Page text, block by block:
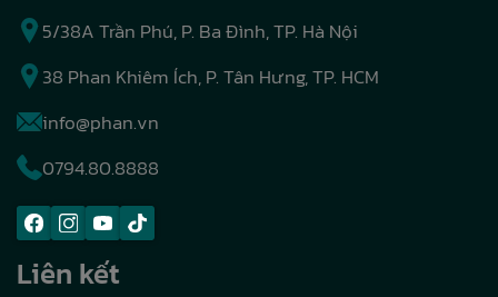
5/38A Trần Phú, P. Ba Đình, TP. Hà Nội
38 Phan Khiêm Ích, P. Tân Hưng, TP. HCM
info@phan.vn
0794.80.8888
Liên kết